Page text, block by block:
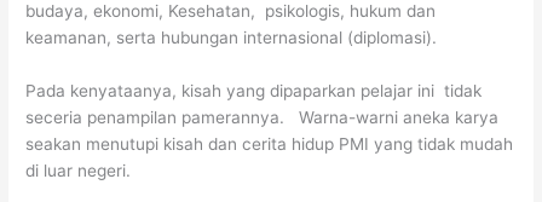
budaya, ekonomi, Kesehatan, psikologis, hukum dan
keamanan, serta hubungan internasional (diplomasi).
Pada kenyataanya, kisah yang dipaparkan pelajar ini tidak
seceria penampilan pamerannya. Warna-warni aneka karya
seakan menutupi kisah dan cerita hidup PMI yang tidak mudah
di luar negeri.